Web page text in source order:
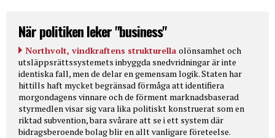
När politiken leker "business"
Northvolt, vindkraftens strukturella olönsamhet och
utsläppsrättssystemets inbyggda snedvridningar är inte
identiska fall, men de delar en gemensam logik. Staten har
hittills haft mycket begränsad förmåga att identifiera
morgondagens vinnare och de förment marknadsbaserad
styrmedlen visar sig vara lika politiskt konstruerat som en
riktad subvention, bara svårare att se i ett system där
bidragsberoende bolag blir en allt vanligare företeelse.